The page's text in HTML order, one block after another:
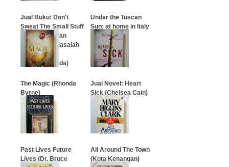
Jual Buku: Don't
Sweat The Small Stuff
in Love (Jangan
Meributkan Masalah
Kecil dengan
Pasangan Anda)
…
Under the Tuscan
Sun: at home in Italy
The Magic (Rhonda
Byrne)
…
Jual Novel: Heart
Sick (Chelsea Cain)
Past Lives Future
Lives (Dr. Bruce
All Around The Town
(Kota Kenangan)